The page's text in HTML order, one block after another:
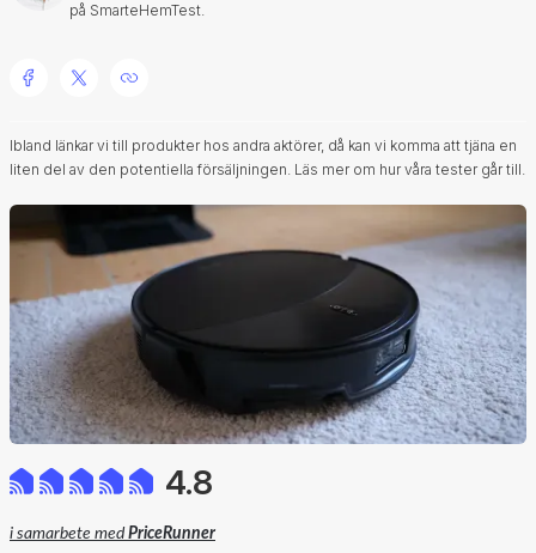
på SmarteHemTest.
Ibland länkar vi till produkter hos andra aktörer, då kan vi komma att tjäna en
liten del av den potentiella försäljningen. Läs mer om hur våra tester går till.
4.8
i samarbete med PriceRunner